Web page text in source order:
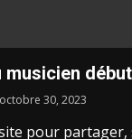
musicien
octobre 30, 2023
site pour